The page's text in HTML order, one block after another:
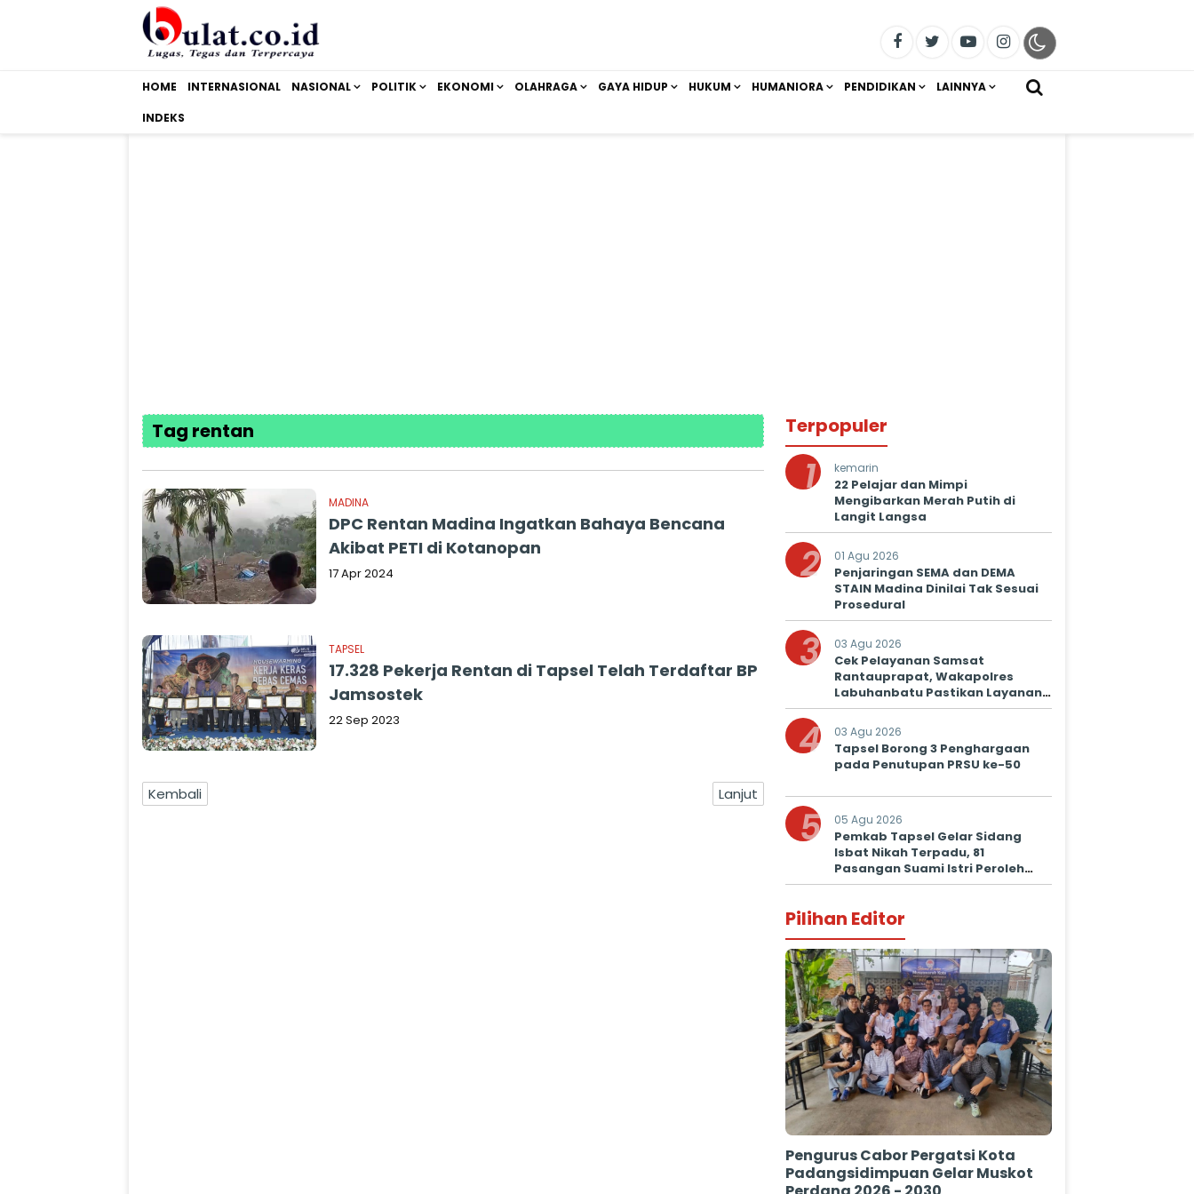
HOME INTERNASIONAL NASIONAL POLITIK EKONOMI OLAHRAGA GAYA HIDUP HUKUM HUMANIORA PENDIDIKAN LAINNYA
INDEKS
Tag rentan
MADINA
DPC Rentan Madina Ingatkan Bahaya Bencana
Akibat PETI di Kotanopan
17 Apr 2024
TAPSEL
17.328 Pekerja Rentan di Tapsel Telah Terdaftar BP
Jamsostek
22 Sep 2023
Kembali Lanjut
Terpopuler
1 kemarin
22 Pelajar dan Mimpi
Mengibarkan Merah Putih di
Langit Langsa
2 01 Agu 2026
Penjaringan SEMA dan DEMA
STAIN Madina Dinilai Tak Sesuai
Prosedural
3 03 Agu 2026
Cek Pelayanan Samsat
Rantauprapat, Wakapolres
Labuhanbatu Pastikan Layanan
Prima untuk Masyarakat
4 03 Agu 2026
Tapsel Borong 3 Penghargaan
pada Penutupan PRSU ke-50
5 05 Agu 2026
Pemkab Tapsel Gelar Sidang
Isbat Nikah Terpadu, 81
Pasangan Suami Istri Peroleh
Kepastian Hukum
Pilihan Editor
Pengurus Cabor Pergatsi Kota
Padangsidimpuan Gelar Muskot